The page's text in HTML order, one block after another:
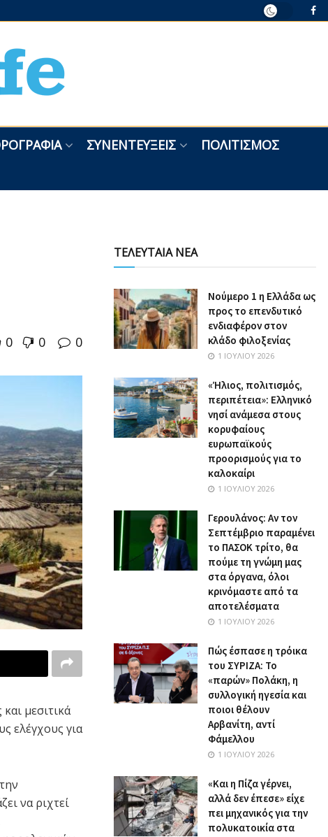
ΣΥΝΕΝΤΕΎΞΕΙΣ
ΠΟΛΙΤΙΣΜΌΣ
0 0 0
μεσιτικά
ελέγχους για
να ριχτεί
ΤΕΛΕΥΤΑΙΑ ΝΕΑ
Nούμερο 1 η Ελλάδα ως
προς το επενδυτικό
ενδιαφέρον στον
κλάδο φιλοξενίας
1 ΙΟΥΛΊΟΥ 2026
«Ήλιος, πολιτισμός,
περιπέτεια»: Ελληνικό
νησί ανάμεσα στους
κορυφαίους
ευρωπαϊκούς
προορισμούς για το
καλοκαίρι
1 ΙΟΥΛΊΟΥ 2026
Γερουλάνος: Αν τον
Σεπτέμβριο παραμένει
το ΠΑΣΟΚ τρίτο, θα
πούμε τη γνώμη μας
στα όργανα, όλοι
κρινόμαστε από τα
αποτελέσματα
1 ΙΟΥΛΊΟΥ 2026
Πώς έσπασε η τρόικα
του ΣΥΡΙΖΑ: Το
«παρών» Πολάκη, η
συλλογική ηγεσία και
ποιοι θέλουν
Αρβανίτη, αντί
Φάμελλου
1 ΙΟΥΛΊΟΥ 2026
«Και η Πίζα γέρνει,
αλλά δεν έπεσε» είχε
πει μηχανικός για την
πολυκατοικία στα